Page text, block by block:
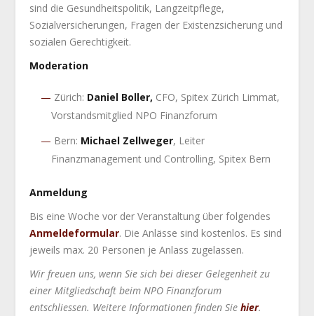
sind die Gesundheitspolitik, Langzeitpflege,
Sozialversicherungen, Fragen der Existenzsicherung und
sozialen Gerechtigkeit.
Moderation
Zürich: Daniel Boller, CFO, Spitex Zürich Limmat,
Vorstandsmitglied NPO Finanzforum
Bern: Michael Zellweger, Leiter
Finanzmanagement und Controlling, Spitex Bern
Anmeldung
Bis eine Woche vor der Veranstaltung über folgendes
Anmeldeformular. Die Anlässe sind kostenlos. Es sind
jeweils max. 20 Personen je Anlass zugelassen.
Wir freuen uns, wenn Sie sich bei dieser Gelegenheit zu
einer Mitgliedschaft beim NPO Finanzforum
entschliessen. Weitere Informationen finden Siehier.